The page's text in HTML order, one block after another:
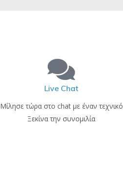
Live Chat
Μίλησε τώρα στο chat με έναν τεχνικό
Ξεκίνα την συνομιλία